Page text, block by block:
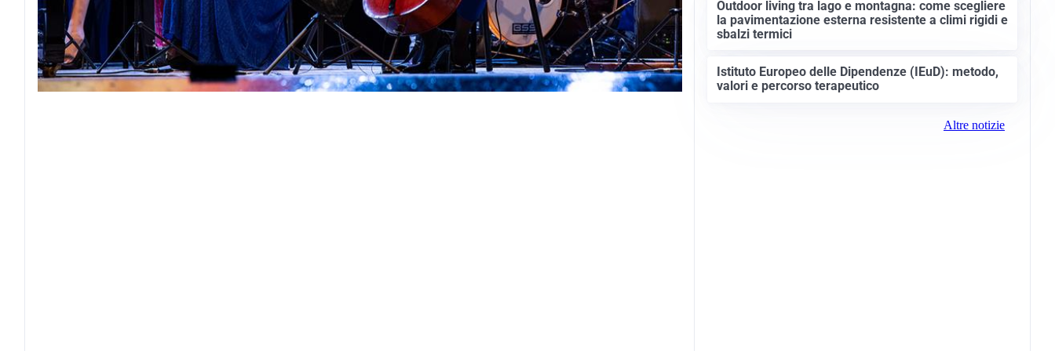
Outdoor living tra lago e montagna: come scegliere
la pavimentazione esterna resistente a climi rigidi e
sbalzi termici
Istituto Europeo delle Dipendenze (IEuD): metodo,
valori e percorso terapeutico
Altre notizie